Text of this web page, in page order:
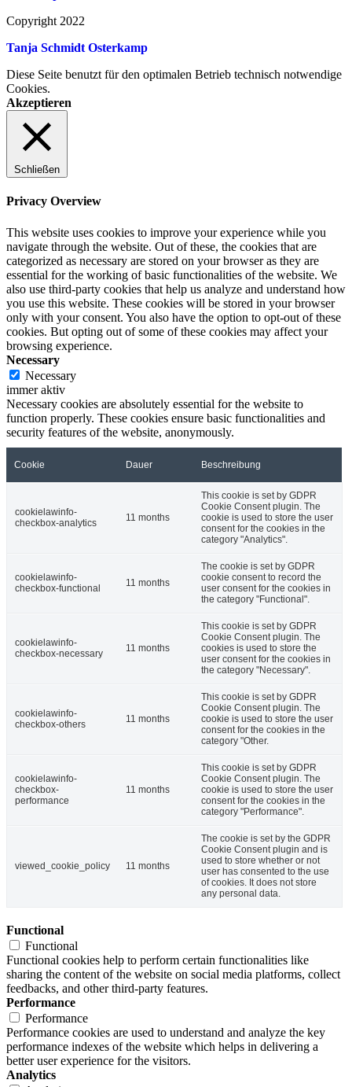
Copyright 2022
Tanja Schmidt Osterkamp
Diese Seite benutzt für den optimalen Betrieb technisch notwendige
Cookies.
Akzeptieren
Schließen
Privacy Overview
This website uses cookies to improve your experience while you
navigate through the website. Out of these, the cookies that are
categorized as necessary are stored on your browser as they are
essential for the working of basic functionalities of the website. We
also use third-party cookies that help us analyze and understand how
you use this website. These cookies will be stored in your browser
only with your consent. You also have the option to opt-out of these
cookies. But opting out of some of these cookies may affect your
browsing experience.
Necessary
Necessary
immer aktiv
Necessary cookies are absolutely essential for the website to
function properly. These cookies ensure basic functionalities and
security features of the website, anonymously.
Cookie Dauer Beschreibung
cookielawinfo-
checkbox-analytics
11 months
This cookie is set by GDPR
Cookie Consent plugin. The
cookie is used to store the user
consent for the cookies in the
category "Analytics".
cookielawinfo-
checkbox-functional
11 months
The cookie is set by GDPR
cookie consent to record the
user consent for the cookies in
the category "Functional".
cookielawinfo-
checkbox-necessary
11 months
This cookie is set by GDPR
Cookie Consent plugin. The
cookies is used to store the
user consent for the cookies in
the category "Necessary".
cookielawinfo-
checkbox-others
11 months
This cookie is set by GDPR
Cookie Consent plugin. The
cookie is used to store the user
consent for the cookies in the
category "Other.
cookielawinfo-
checkbox-
performance
11 months
This cookie is set by GDPR
Cookie Consent plugin. The
cookie is used to store the user
consent for the cookies in the
category "Performance".
viewed_cookie_policy 11 months
The cookie is set by the GDPR
Cookie Consent plugin and is
used to store whether or not
user has consented to the use
of cookies. It does not store
any personal data.
Functional
Functional
Functional cookies help to perform certain functionalities like
sharing the content of the website on social media platforms, collect
feedbacks, and other third-party features.
Performance
Performance
Performance cookies are used to understand and analyze the key
performance indexes of the website which helps in delivering a
better user experience for the visitors.
Analytics